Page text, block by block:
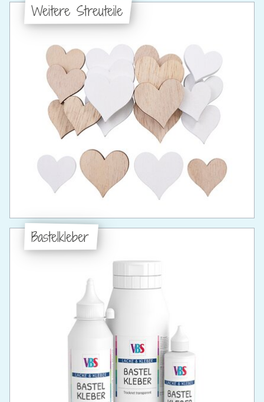
Weitere Streuteile
Bastelkleber